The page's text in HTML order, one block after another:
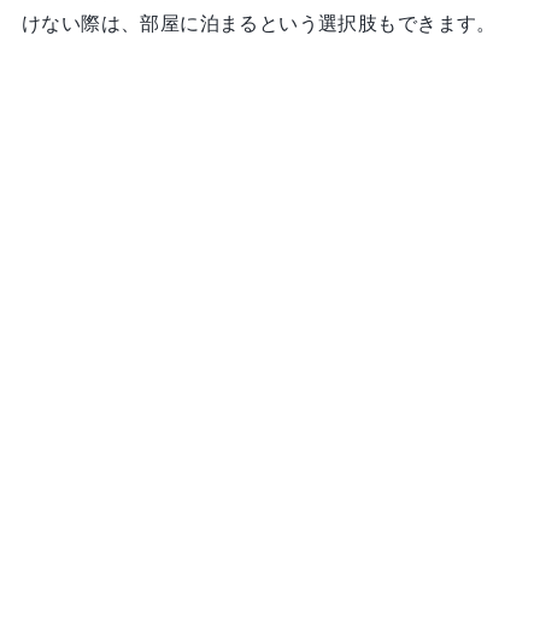
けない際は、部屋に泊まるという選択肢もできます。